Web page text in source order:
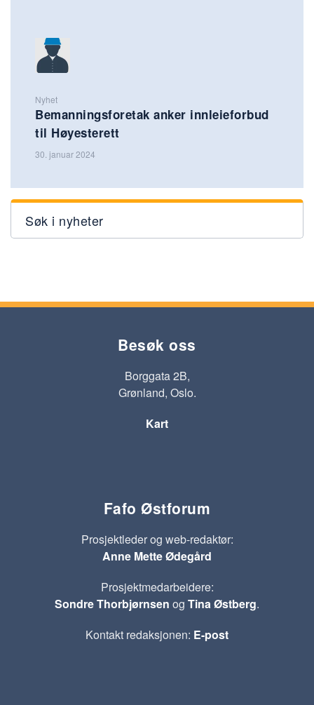
Nyhet
Bemanningsforetak anker innleieforbud
til Høyesterett
30. januar 2024
Søk i nyheter
Besøk oss
Borggata 2B,
Grønland, Oslo.
Kart
Fafo Østforum
Prosjektleder og web-redaktør:
Anne Mette Ødegård
Prosjektmedarbeidere:
Sondre Thorbjørnsen og Tina Østberg.
Kontakt redaksjonen: E-post